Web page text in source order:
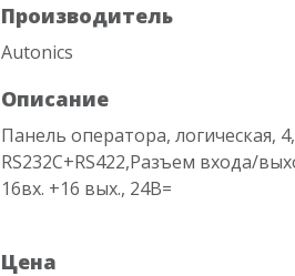
Производитель
Autonics
Описание
Панель оператора, логическая,
RS232C+RS422,Разъем входа/
16вх. +16 вых., 24В=
Цена